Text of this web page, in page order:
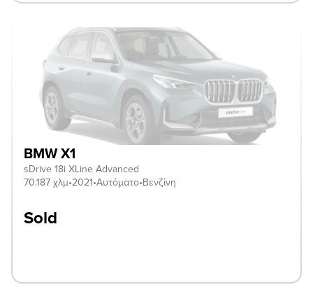
BMW X1
sDrive 18i XLine Advanced
70.187 χλμ•2021•Αυτόματο•Βενζίνη
Sold